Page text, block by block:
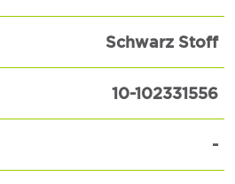
Schwarz Stoff
10-102331556
-